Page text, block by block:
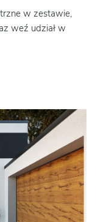
w zestawie,
weź udział w